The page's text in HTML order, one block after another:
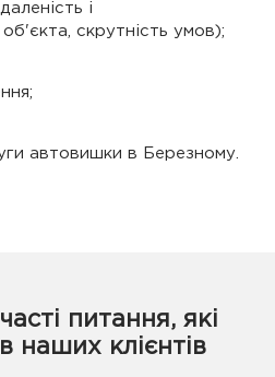
і
скрутність умов);
автовишки в Березному.
питання, які
наших клієнтів